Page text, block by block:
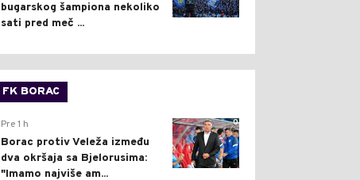
bugarskog šampiona nekoliko
sati pred meč ...
FK BORAC
0
Pre 1 h
Borac protiv Veleža između
dva okršaja sa Bjelorusima:
"Imamo najviše am...